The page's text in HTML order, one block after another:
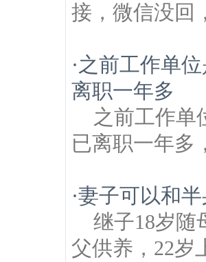
接，微信没回
·之前工作单
离职一年多
之前工作单
已离职一年多
·妻子可以和
继子18岁随
父供养，22岁